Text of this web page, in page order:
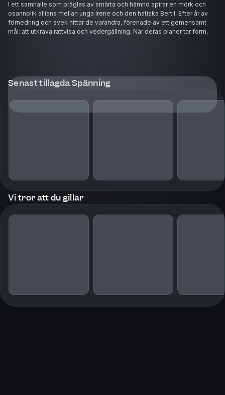
I ett samhälle som präglas av smärta och hämnd spirar en mörk och
osannolik allians mellan unga Irene och den hatiska Bertil. Efter år av
förnedring och svek hittar de varandra, förenade av ett gemensamt
mål: att utkräva rättvisa och vedergällning. När deras planer tar form,
bunker, gömmer sig i mörkret och förbereder sig för sin egen
spektakulära domedag. Men kan deras förtvivlade gärningar verkligen
leda till förintelse och kaos?
"Då vägen delar sig" av Bengt Rålin är en intensiv psykologisk thriller som
Senast tillagda Spänning
Vi tror att du gillar